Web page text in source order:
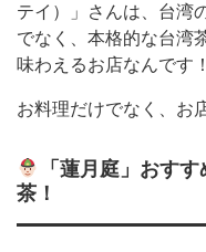
テイ）」さんは、台湾
でなく、本格的な台湾
味わえるお店なんです！
お料理だけでなく、お
「蓮月庭」おす
茶！